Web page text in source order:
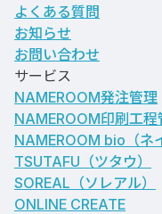
よくある質問
お知らせ
お問い合わせ
サービス
NAMEROOM発注管理
NAMEROOM印刷工程
NAMEROOM bio （
TSUTAFU（ツタウ）
SOREAL（ソレアル）
ONLINE CREATE